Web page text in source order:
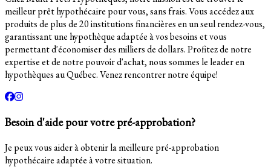
meilleur prêt hypothécaire pour vous, sans frais. Vous accédez aux
produits de plus de 20 institutions financières en un seul rendez-vous,
garantissant une hypothèque adaptée à vos besoins et vous
permettant d'économiser des milliers de dollars. Profitez de notre
expertise et de notre pouvoir d'achat, nous sommes le leader en
hypothèques au Québec. Venez rencontrer notre équipe!
Besoin d'aide pour votre pré-approbation?
Je peux vous aider à obtenir la meilleure pré-approbation
hypothécaire adaptée à votre situation.